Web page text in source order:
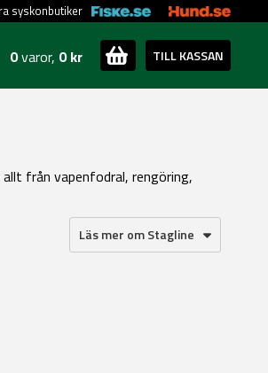
syskonbutiker
0varor, 0 kr TILL KASSAN
från vapenfodral, rengöring,
Läs mer om Stagline